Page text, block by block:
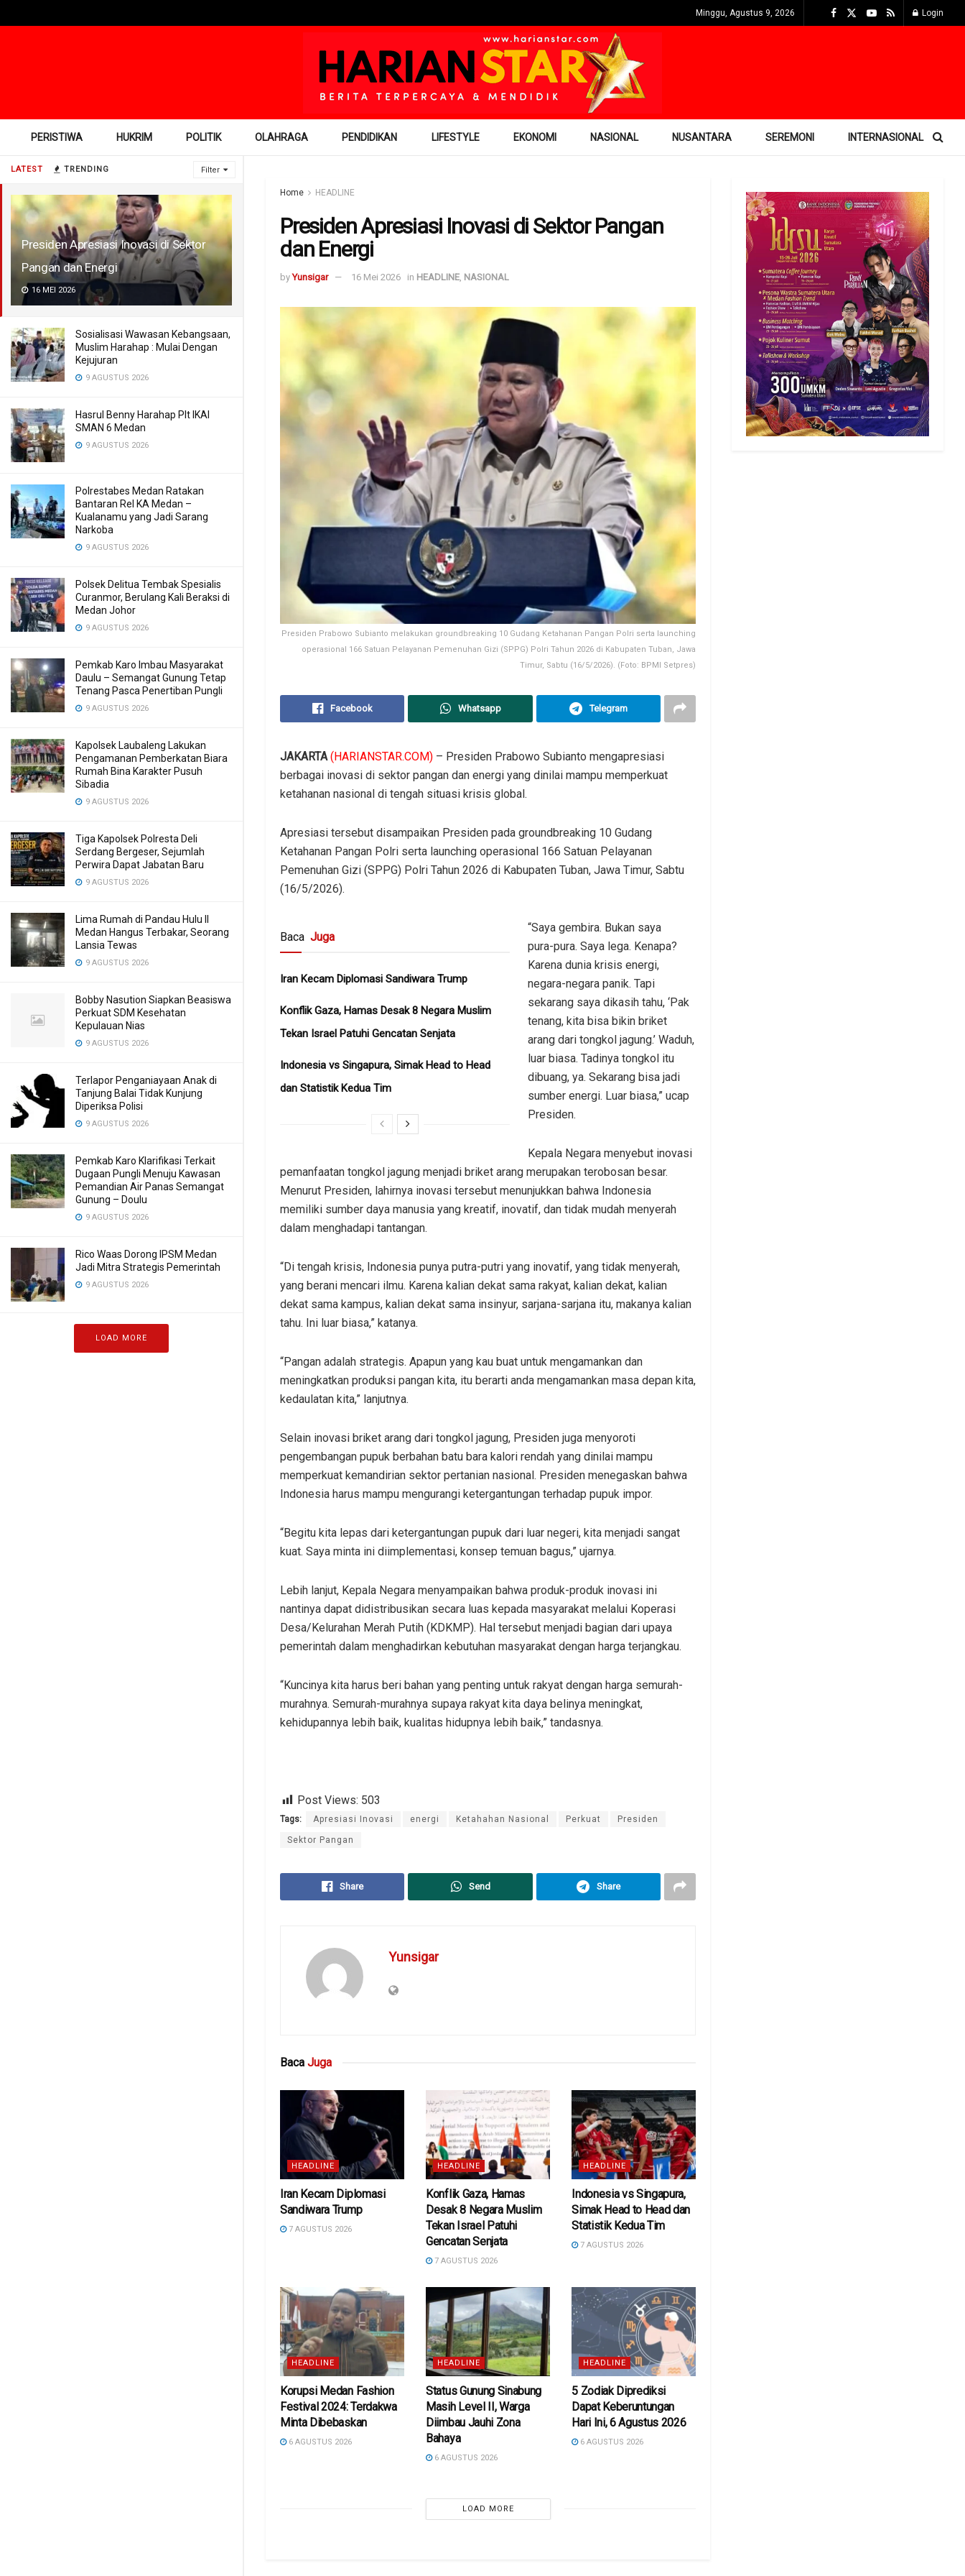
LATEST TRENDING Filter
Presiden Apresiasi Inovasi di Sektor
Pangan dan Energi
16 MEI 2026
Sosialisasi Wawasan Kebangsaan,
Muslim Harahap : Mulai Dengan
Kejujuran
9 AGUSTUS 2026
Hasrul Benny Harahap Plt IKAl
SMAN 6 Medan
9 AGUSTUS 2026
Polrestabes Medan Ratakan
Bantaran Rel KA Medan –
Kualanamu yang Jadi Sarang
Narkoba
9 AGUSTUS 2026
Polsek Delitua Tembak Spesialis
Curanmor, Berulang Kali Beraksi di
Medan Johor
9 AGUSTUS 2026
Pemkab Karo Imbau Masyarakat
Daulu – Semangat Gunung Tetap
Tenang Pasca Penertiban Pungli
9 AGUSTUS 2026
Kapolsek Laubaleng Lakukan
Pengamanan Pemberkatan Biara
Rumah Bina Karakter Pusuh
Sibadia
9 AGUSTUS 2026
Tiga Kapolsek Polresta Deli
Serdang Bergeser, Sejumlah
Perwira Dapat Jabatan Baru
9 AGUSTUS 2026
Lima Rumah di Pandau Hulu II
Medan Hangus Terbakar, Seorang
Lansia Tewas
9 AGUSTUS 2026
Bobby Nasution Siapkan Beasiswa
Perkuat SDM Kesehatan
Kepulauan Nias
9 AGUSTUS 2026
Terlapor Penganiayaan Anak di
Tanjung Balai Tidak Kunjung
Diperiksa Polisi
9 AGUSTUS 2026
Pemkab Karo Klarifikasi Terkait
Dugaan Pungli Menuju Kawasan
Pemandian Air Panas Semangat
Gunung – Doulu ‎
9 AGUSTUS 2026
Rico Waas Dorong IPSM Medan
Jadi Mitra Strategis Pemerintah
9 AGUSTUS 2026
LOAD MORE
Minggu, Agustus 9, 2026 Login
PERISTIWA HUKRIM POLITIK OLAHRAGA PENDIDIKAN LIFESTYLE EKONOMI NASIONAL NUSANTARA SEREMONI INTERNASIONAL
Home HEADLINE
Presiden Apresiasi Inovasi di Sektor Pangan
dan Energi
by Yunsigar 16 Mei 2026 in HEADLINE, NASIONAL
Presiden Prabowo Subianto melakukan groundbreaking 10 Gudang Ketahanan Pangan Polri serta launching
operasional 166 Satuan Pelayanan Pemenuhan Gizi (SPPG) Polri Tahun 2026 di Kabupaten Tuban, Jawa
Timur, Sabtu (16/5/2026). (Foto: BPMI Setpres)
Facebook Whatsapp Telegram
JAKARTA(HARIANSTAR.COM) – Presiden Prabowo Subianto mengapresiasi
berbagai inovasi di sektor pangan dan energi yang dinilai mampu memperkuat
ketahanan nasional di tengah situasi krisis global.
Apresiasi tersebut disampaikan Presiden pada groundbreaking 10 Gudang
Ketahanan Pangan Polri serta launching operasional 166 Satuan Pelayanan
Pemenuhan Gizi (SPPG) Polri Tahun 2026 di Kabupaten Tuban, Jawa Timur, Sabtu
(16/5/2026).
Baca Juga
Iran Kecam Diplomasi Sandiwara Trump
Konflik Gaza, Hamas Desak 8 Negara Muslim
Tekan Israel Patuhi Gencatan Senjata
Indonesia vs Singapura, Simak Head to Head
dan Statistik Kedua Tim
“Saya gembira. Bukan saya
pura-pura. Saya lega. Kenapa?
Karena dunia krisis energi,
negara-negara panik. Tapi
sekarang saya dikasih tahu, ‘Pak
tenang, kita bisa bikin briket
arang dari tongkol jagung.’ Waduh,
luar biasa. Tadinya tongkol itu
dibuang, ya. Sekarang bisa jadi
sumber energi. Luar biasa,” ucap
Presiden.
Kepala Negara menyebut inovasi
pemanfaatan tongkol jagung menjadi briket arang merupakan terobosan besar.
Menurut Presiden, lahirnya inovasi tersebut menunjukkan bahwa Indonesia
memiliki sumber daya manusia yang kreatif, inovatif, dan tidak mudah menyerah
dalam menghadapi tantangan.
“Di tengah krisis, Indonesia punya putra-putri yang inovatif, yang tidak menyerah,
yang berani mencari ilmu. Karena kalian dekat sama rakyat, kalian dekat, kalian
dekat sama kampus, kalian dekat sama insinyur, sarjana-sarjana itu, makanya kalian
tahu. Ini luar biasa,” katanya.
“Pangan adalah strategis. Apapun yang kau buat untuk mengamankan dan
meningkatkan produksi pangan kita, itu berarti anda mengamankan masa depan kita,
kedaulatan kita,” lanjutnya.
Selain inovasi briket arang dari tongkol jagung, Presiden juga menyoroti
pengembangan pupuk berbahan batu bara kalori rendah yang dinilai mampu
memperkuat kemandirian sektor pertanian nasional. Presiden menegaskan bahwa
Indonesia harus mampu mengurangi ketergantungan terhadap pupuk impor.
“Begitu kita lepas dari ketergantungan pupuk dari luar negeri, kita menjadi sangat
kuat. Saya minta ini diimplementasi, konsep temuan bagus,” ujarnya.
Lebih lanjut, Kepala Negara menyampaikan bahwa produk-produk inovasi ini
nantinya dapat didistribusikan secara luas kepada masyarakat melalui Koperasi
Desa/Kelurahan Merah Putih (KDKMP). Hal tersebut menjadi bagian dari upaya
pemerintah dalam menghadirkan kebutuhan masyarakat dengan harga terjangkau.
“Kuncinya kita harus beri bahan yang penting untuk rakyat dengan harga semurah-
murahnya. Semurah-murahnya supaya rakyat kita daya belinya meningkat,
kehidupannya lebih baik, kualitas hidupnya lebih baik,” tandasnya.
Post Views: 503
Tags: Apresiasi Inovasi energi Ketahahan Nasional Perkuat Presiden
Sektor Pangan
Share Send Share
Yunsigar
Baca Juga
HEADLINE
Iran Kecam Diplomasi
Sandiwara Trump
7 AGUSTUS 2026
HEADLINE
Konflik Gaza, Hamas
Desak 8 Negara Muslim
Tekan Israel Patuhi
Gencatan Senjata
7 AGUSTUS 2026
HEADLINE
Indonesia vs Singapura,
Simak Head to Head dan
Statistik Kedua Tim
7 AGUSTUS 2026
HEADLINE
Korupsi Medan Fashion
Festival 2024: Terdakwa
Minta Dibebaskan
6 AGUSTUS 2026
HEADLINE
Status Gunung Sinabung
Masih Level II, Warga
Diimbau Jauhi Zona
Bahaya
6 AGUSTUS 2026
HEADLINE
5 Zodiak Diprediksi
Dapat Keberuntungan
Hari Ini, 6 Agustus 2026
6 AGUSTUS 2026
LOAD MORE